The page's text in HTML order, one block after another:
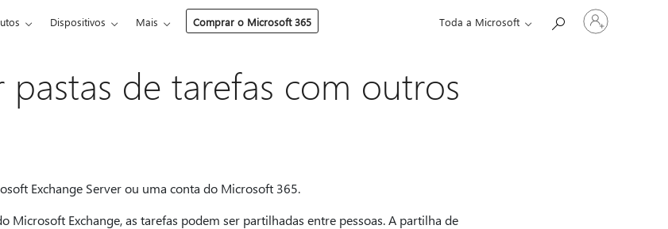
Dispositivos Mais Comprar o Microsoft 365 Toda a Microsoft
Entre
em
sua
de tarefas com outros
Exchange Server ou uma conta do Microsoft 365.
Microsoft Exchange, as tarefas podem ser partilhadas entre pessoas. A partilha de